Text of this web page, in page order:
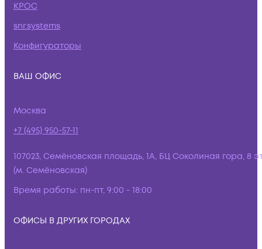
КРОС
snr.systems
Конфигураторы
ВАШ ОФИС
Москва
+7 (495) 950-57-11
107023, Семёновская площадь, 1А, БЦ Соколиная гора, 8
(м. Семёновская)
Время работы: пн-пт, 9:00 - 18:00
ОФИСЫ В ДРУГИХ ГОРОДАХ